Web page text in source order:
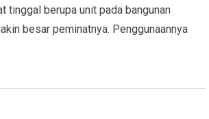
tinggal berupa unit pada bangunan
besar peminatnya. Penggunaannya